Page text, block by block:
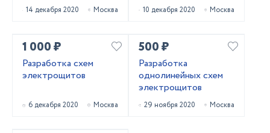
14 декабря 2020 Москва 10 декабря 2020 Москва
1 000 ₽
Разработка схем
электрощитов
6 декабря 2020 Москва
500 ₽
Разработка
однолинейных схем
электрощитов
29 ноября 2020 Москва